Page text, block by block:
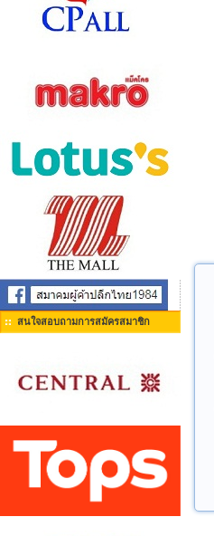
สนใจสอบถามการสมัครสมาชิก